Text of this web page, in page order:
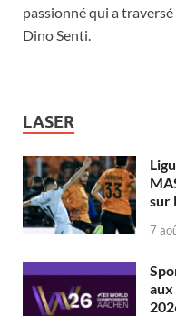
passionné qui a
Dino Senti.
LASER
sur
7
aux